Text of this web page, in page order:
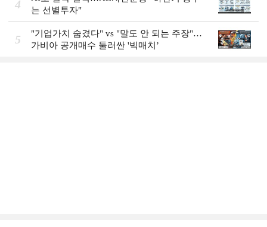
4
는 선별투자"
5
"기업가치 숨겼다" vs "말도 안 되는 주장"…
가비아 공개매수 둘러싼 '빅매치’